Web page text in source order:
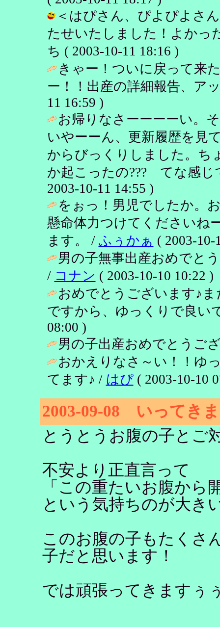
＜はぴさん、ぴよぴよさ
たせいたしました！よかっ
ち ( 2003-10-11 18:16 )
きゃー！ついに戻って来
ー！！出産の詳細報告、ア
11 16:59 )
お帰りなさーーーーい。
いやーーん、更新履歴を見
からびっくりしました。ち
か起こったの??? てな感
2003-10-11 14:55 )
をぉっ！男児でしたか。
懸命体力つけてくださいね
ます。 / ふぅかぁ ( 2003-10-
男の子無事出産おめでと
/ コナン ( 2003-10-10 10:22 )
おめでとうございます♪
ですから、ゆっくりで良い
08:00 )
男の子出産おめでとうご
おかえりなさ～い！！ゆ
てます♪ / はぴ( 2003-10-10
2003-09-08 いってき
とうとうお腹の子とご
不安より正直言って
「この重たいお腹から
という気持ちのが大き
このお腹の子もたくさ
子だと思います！
では頑張ってきますぅ